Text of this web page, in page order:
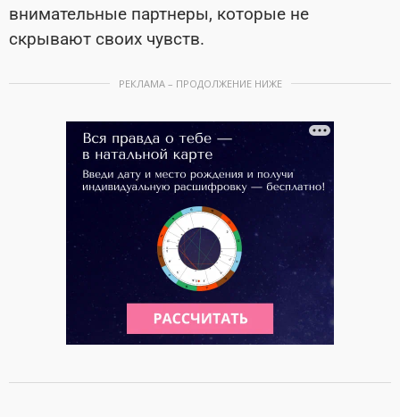
внимательные партнеры, которые не
скрывают своих чувств.
РЕКЛАМА – ПРОДОЛЖЕНИЕ НИЖЕ